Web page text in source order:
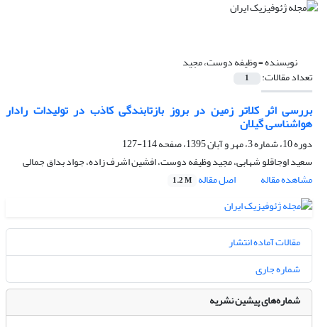
نویسنده =وظیفه دوست، مجید
تعداد مقالات: 1
بررسی اثر کلاتر زمین در بروز بازتابندگی کاذب در تولیدات رادار
هواشناسی گیلان
دوره 10، شماره 3، مهر و آبان 1395، صفحه
114-127
سعید اوجاقلو شهابی، مجید وظیفه دوست، افشین اشرف زاده، جواد بداق جمالی
مشاهده مقاله
اصل مقاله 1.2 M
مقالات آماده انتشار
شماره جاری
شماره‌های پیشین نشریه